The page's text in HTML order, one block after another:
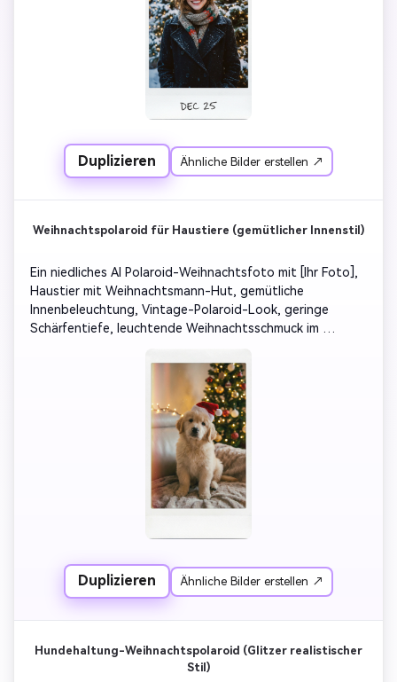
authentischen Instant-Film-Look, weißen Polaroid-
Rahmen und subtilen Filmkörnern. Verleihen Sie der
festlichen Atmosphäre durch Lichtreflexionen und leichte
Schneeflocken auf dem Ornament.
Duplizieren Ähnliche Bilder erstellen ↗
Weihnachtspolaroid für Haustiere (gemütlicher Innenstil)
Ein niedliches AI Polaroid-Weihnachtsfoto mit [Ihr Foto],
Haustier mit Weihnachtsmann-Hut, gemütliche
Innenbeleuchtung, Vintage-Polaroid-Look, geringe
Schärfentiefe, leuchtende Weihnachtsschmuck im
Duplizieren Ähnliche Bilder erstellen ↗
Hundehaltung-Weihnachtspolaroid (Glitzer realistischer
Stil)